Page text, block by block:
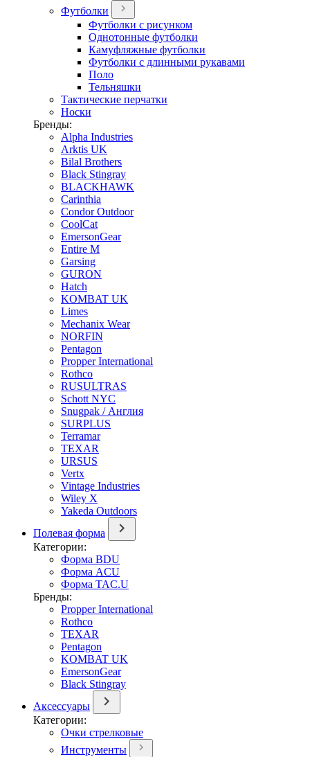
Футболки
Футболки с рисунком
Однотонные футболки
Камуфляжные футболки
Футболки с длинными рукавами
Поло
Тельняшки
Тактические перчатки
Носки
Бренды:
Alpha Industries
Arktis UK
Bilal Brothers
Black Stingray
BLACKHAWK
Carinthia
Condor Outdoor
CoolCat
EmersonGear
Entire M
Garsing
GURON
Hatch
KOMBAT UK
Limes
Mechanix Wear
NORFIN
Pentagon
Propper International
Rothco
RUSULTRAS
Schott NYC
Snugpak / Англия
SURPLUS
Terramar
TEXAR
URSUS
Vertx
Vintage Industries
Wiley X
Yakeda Outdoors
Полевая форма
Категории:
Форма BDU
Форма ACU
Форма TAC.U
Бренды:
Propper International
Rothco
TEXAR
Pentagon
KOMBAT UK
EmersonGear
Black Stingray
Аксессуары
Категории:
Очки стрелковые
Инструменты